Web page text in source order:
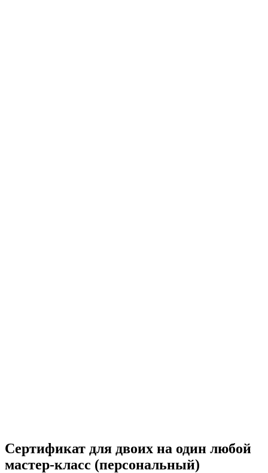
Сертификат для двоих на один любой
мастер-класс (персональный)